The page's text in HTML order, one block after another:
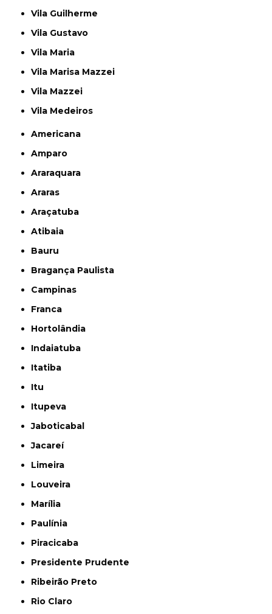
Vila Guilherme
Vila Gustavo
Vila Maria
Vila Marisa Mazzei
Vila Mazzei
Vila Medeiros
Americana
Amparo
Araraquara
Araras
Araçatuba
Atibaia
Bauru
Bragança Paulista
Campinas
Franca
Hortolândia
Indaiatuba
Itatiba
Itu
Itupeva
Jaboticabal
Jacareí
Limeira
Louveira
Marília
Paulínia
Piracicaba
Presidente Prudente
Ribeirão Preto
Rio Claro